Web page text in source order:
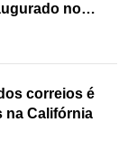
no
correios é
na Califórnia